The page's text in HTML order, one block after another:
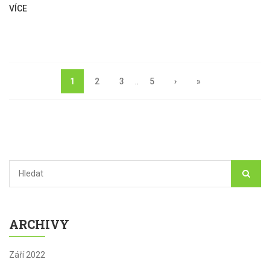
VÍCE
1 2 3 5 › »
ARCHIVY
Září 2022